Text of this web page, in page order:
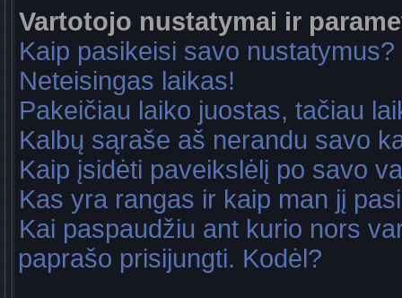
Vartotojo nustatymai ir
Kaip pasikeisi savo nustatymus?
Neteisingas laikas!
Pakeičiau laiko juostas, tačiau
Kalbų sąraše aš nerandu savo
Kaip įsidėti paveikslėlį po savo
Kas yra rangas ir kaip man jį
Kai paspaudžiu ant kurio nors
paprašo prisijungti. Kodėl?